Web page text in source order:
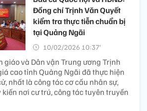
Đồng chí Trịnh Văn Quyết
kiểm tra thực tiễn chuẩn bị
tại Quảng Ngãi
10/02/2026 10:37’
giáo và Dân vận Trung ương Trịnh
cao tỉnh Quảng Ngãi đã thực hiện
nhất là công tác cơ cấu nhân sự,
kiến nơi cư trú, công tác tuyên truyền